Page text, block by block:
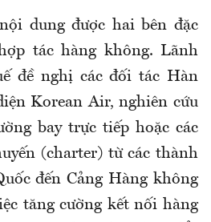
dung được hai bên đặc
tác hàng không. Lãnh
đề nghị các đối tác Hàn
Korean Air, nghiên cứu
bay trực tiếp hoặc các
(charter) từ các thành
đến Cảng Hàng không
tăng cường kết nối hàng